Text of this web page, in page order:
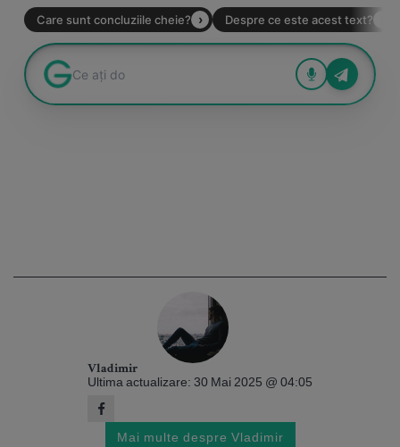
Vladimir
Ultima actualizare: 30 Mai 2025 @ 04:05
Mai multe despre Vladimir